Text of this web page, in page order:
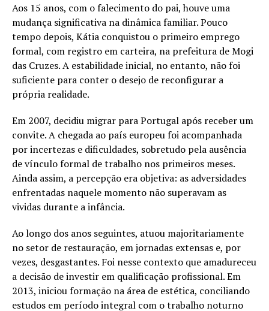
Aos 15 anos, com o falecimento do pai, houve uma
mudança significativa na dinâmica familiar. Pouco
tempo depois, Kátia conquistou o primeiro emprego
formal, com registro em carteira, na prefeitura de Mogi
das Cruzes. A estabilidade inicial, no entanto, não foi
suficiente para conter o desejo de reconfigurar a
própria realidade.
Em 2007, decidiu migrar para Portugal após receber um
convite. A chegada ao país europeu foi acompanhada
por incertezas e dificuldades, sobretudo pela ausência
de vínculo formal de trabalho nos primeiros meses.
Ainda assim, a percepção era objetiva: as adversidades
enfrentadas naquele momento não superavam as
vividas durante a infância.
Ao longo dos anos seguintes, atuou majoritariamente
no setor de restauração, em jornadas extensas e, por
vezes, desgastantes. Foi nesse contexto que amadureceu
a decisão de investir em qualificação profissional. Em
2013, iniciou formação na área de estética, conciliando
estudos em período integral com o trabalho noturno